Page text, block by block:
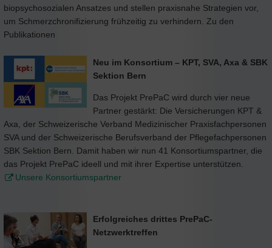
biopsychosozialen Ansatzes und stellen praxisnahe Strategien vor,
um Schmerzchronifizierung frühzeitig zu verhindern. Zu den
Publikationen
Neu im Konsortium – KPT, SVA, Axa & SBK
Sektion Bern
Das Projekt PrePaC wird durch vier neue
Partner gestärkt: Die Versicherungen KPT &
Axa, der Schweizerische Verband Medizinischer Praxisfachpersonen
SVA und der Schweizerische Berufsverband der Pflegefachpersonen
SBK Sektion Bern. Damit haben wir nun 41 Konsortiumspartner, die
das Projekt PrePaC ideell und mit ihrer Expertise unterstützen.
Unsere Konsortiumspartner
Erfolgreiches drittes PrePaC-
Netzwerktreffen